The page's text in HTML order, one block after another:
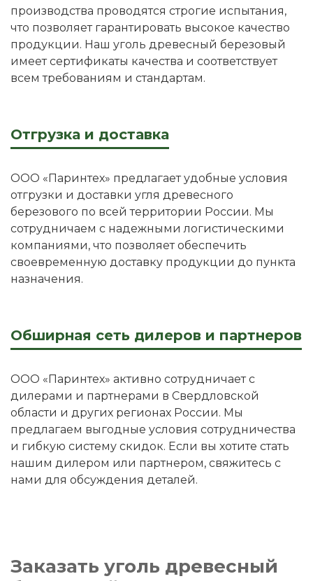
производства проводятся строгие испытания,
что позволяет гарантировать высокое качество
продукции. Наш уголь древесный березовый
имеет сертификаты качества и соответствует
всем требованиям и стандартам.
Отгрузка и доставка
ООО «Паринтех» предлагает удобные условия
отгрузки и доставки угля древесного
березового по всей территории России. Мы
сотрудничаем с надежными логистическими
компаниями, что позволяет обеспечить
своевременную доставку продукции до пункта
назначения.
Обширная сеть дилеров и партнеров
ООО «Паринтех» активно сотрудничает с
дилерами и партнерами в Свердловской
области и других регионах России. Мы
предлагаем выгодные условия сотрудничества
и гибкую систему скидок. Если вы хотите стать
нашим дилером или партнером, свяжитесь с
нами для обсуждения деталей.
Заказать уголь древесный